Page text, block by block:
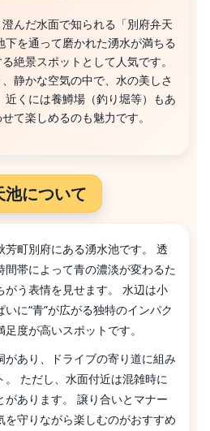
んだ水面で知られる「別府弁天
を通って磨かれた湧水が満ちる
絶景スポットとして人気です。
静かな空気の中で、水の美しさ
近くには養鱒場（釣り堀等）もあ
て楽しめるのも魅力です。
池について
芳町別府にある湧水池です。 透
間帯によって青の濃淡が変わるた
がう表情を見せます。 水辺は小
に“青”が広がる独特のインパク
度が高いスポットです。
あり、ドライブの寄り道に組み
ただし、水面付近は混雑時に
あります。 譲り合いとマナー
を守りながら楽しむのがおすすめ